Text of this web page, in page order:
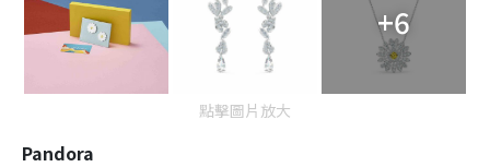
+6
點擊圖片放大
Pandora